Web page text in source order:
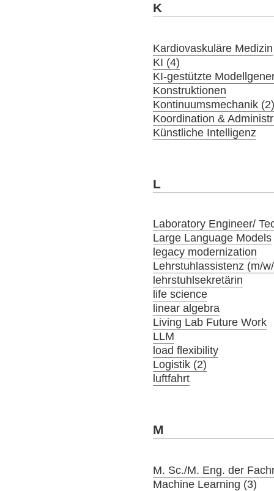
K
Kardiovaskuläre Medizin
KI (4)
KI-gestützte
Konstruktionen
Kontinuumsmechanik
Koordination &
Künstliche Intelligenz
L
Laboratory Engineer/
Large Language Models
legacy modernization
Lehrstuhlassistenz (m/
lehrstuhlsekretärin
life science
linear algebra
Living Lab Future Work
LLM
load flexibility
Logistik (2)
luftfahrt
M
M. Sc./M. Eng. der
Machine Learning (3)